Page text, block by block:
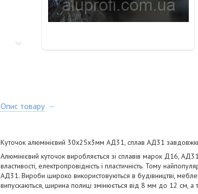
Опис товару
Куточок алюмінієвий 30х25х3мм АД31, сплав АД31
Алюмінієвий куточок виробляється зі сплавів марок Д16,
властивості, електропровідність і пластичність. Тому
АД31. Вироби широко використовуються в будівництві,
випускаються, ширина полиці змінюється від 8 мм до 12 см, а